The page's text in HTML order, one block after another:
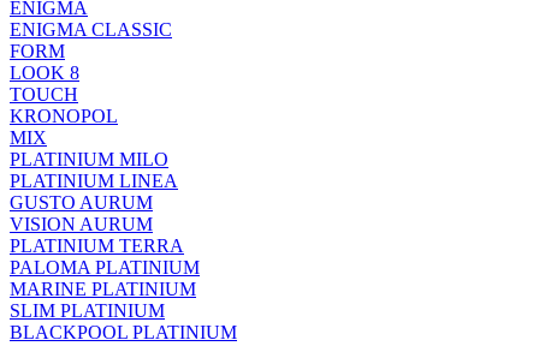
ENIGMA
ENIGMA CLASSIC
FORM
LOOK 8
TOUCH
KRONOPOL
MIX
PLATINIUM MILO
PLATINIUM LINEA
GUSTO AURUM
VISION AURUM
PLATINIUM TERRA
PALOMA PLATINIUM
MARINE PLATINIUM
SLIM PLATINIUM
BLACKPOOL PLATINIUM